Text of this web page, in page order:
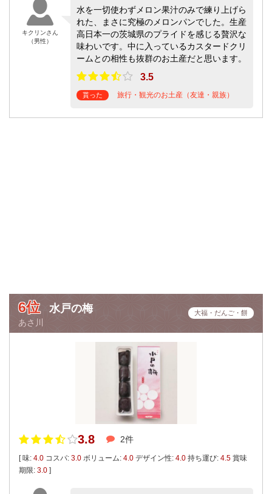
キクリンさん
（男性）
水を一切使わずメロン果汁のみで練り上げら
れた、まさに究極のメロンパンでした。生産
高日本一の茨城県のプライドを感じる贅沢な
味わいです。中に入っているカスタードクリ
ームとの相性も抜群のお土産だと思います。
3.5
貰った 旅行・観光のお土産（友達・親族）
6位 水戸の梅
あさ川
大福・だんご・餅
3.8 2件
[ 味: 4.0 コスパ: 3.0 ボリューム: 4.0 デザイン性: 4.0 持ち運び: 4.5 賞味
期限: 3.0 ]